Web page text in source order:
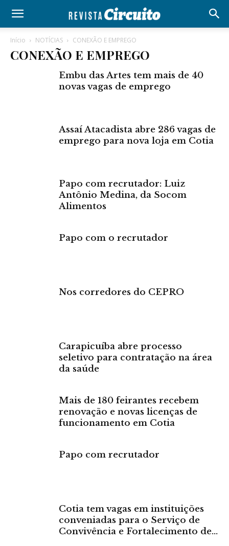
Início NOTÍCIAS CONEXÃO E EMPREGO
CONEXÃO E EMPREGO
Embu das Artes tem mais de 40
novas vagas de emprego
Assaí Atacadista abre 286 vagas de
emprego para nova loja em Cotia
Papo com recrutador: Luiz
Antônio Medina, da Socom
Alimentos
Papo com o recrutador
Nos corredores do CEPRO
Carapicuíba abre processo
seletivo para contratação na área
da saúde
Mais de 180 feirantes recebem
renovação e novas licenças de
funcionamento em Cotia
Papo com recrutador
Cotia tem vagas em instituições
conveniadas para o Serviço de
Convivência e Fortalecimento de...